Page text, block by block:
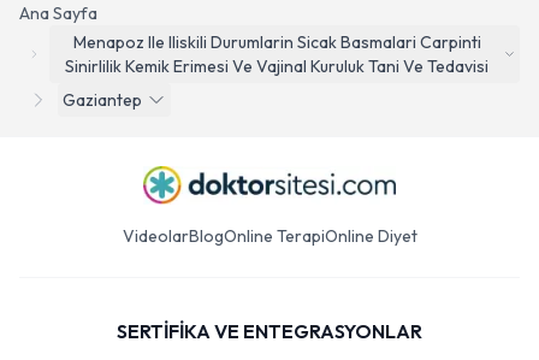
Ana Sayfa
Menapoz Ile Iliskili Durumlarin Sicak Basmalari Carpinti
Sinirlilik Kemik Erimesi Ve Vajinal Kuruluk Tani Ve Tedavisi
Gaziantep
VideolarBlogOnline TerapiOnline Diyet
SERTİFİKA VE ENTEGRASYONLAR